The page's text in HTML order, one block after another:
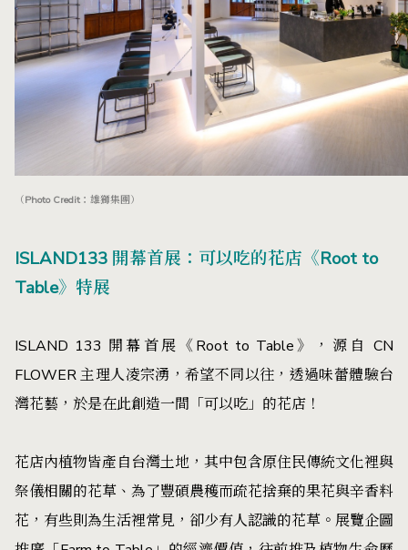
（Photo Credit：雄獅集團）
ISLAND133 開幕首展：可以吃的花店《Root to
Table》特展
ISLAND 133 開幕首展《Root to Table》，源自 CN
FLOWER 主理人凌宗湧，希望不同以往，透過味蕾體驗台
灣花藝，於是在此創造一間「可以吃」的花店！
花店內植物皆產自台灣土地，其中包含原住民傳統文化裡與
祭儀相關的花草、為了豐碩農穫而疏花捨棄的果花與辛香料
花，有些則為生活裡常見，卻少有人認識的花草。展覽企圖